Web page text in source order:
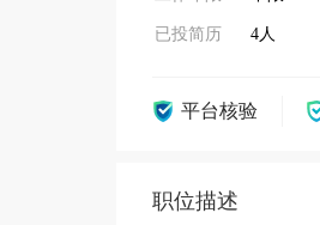
已投简历 4人
平台核验
职位描述